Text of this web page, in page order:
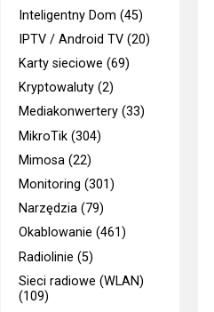
Inteligentny Dom (45)
IPTV / Android TV (20)
Karty sieciowe (69)
Kryptowaluty (2)
Mediakonwertery (33)
MikroTik (304)
Mimosa (22)
Monitoring (301)
Narzędzia (79)
Okablowanie (461)
Radiolinie (5)
Sieci radiowe (WLAN)
(109)